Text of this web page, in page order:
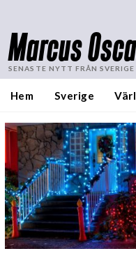
Marcus
SENASTE NYTT FRÅN SVERIGE
Hem Sverige